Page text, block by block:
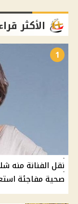
الأكثر
1
نقل الفنانة
صحية مفاجئة